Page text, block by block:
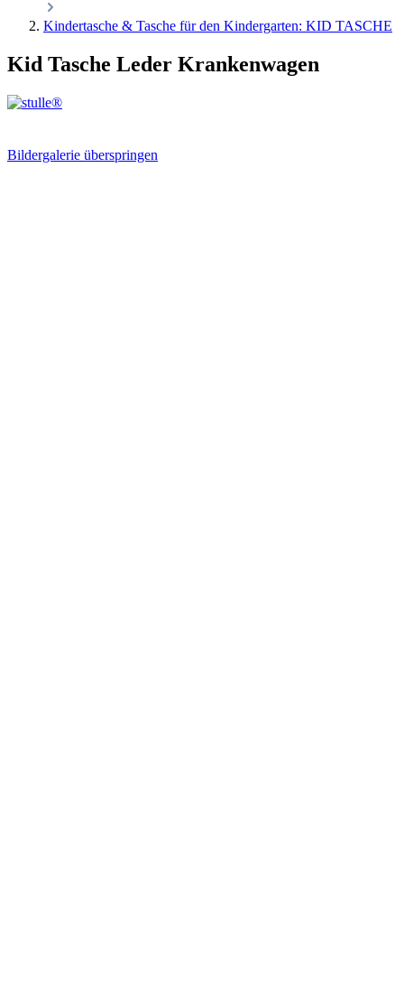
Kindertasche & Tasche für den Kindergarten: KID TASCHE
Kid Tasche Leder Krankenwagen
Bildergalerie überspringen